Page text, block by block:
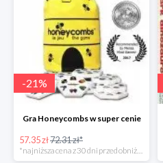
-21%
Gra Honeycombs w super cenie
57.35 zł72.31 zł*
*najniższa cena z 30 dni przed obniżką